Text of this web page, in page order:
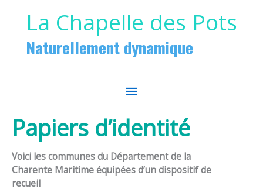
La Chapelle des Pots
Naturellement dynamique
MENU
PRINCIPAL
Papiers d’identité
Voici les communes du Département de la
Charente Maritime équipées d’un dispositif de
recueil